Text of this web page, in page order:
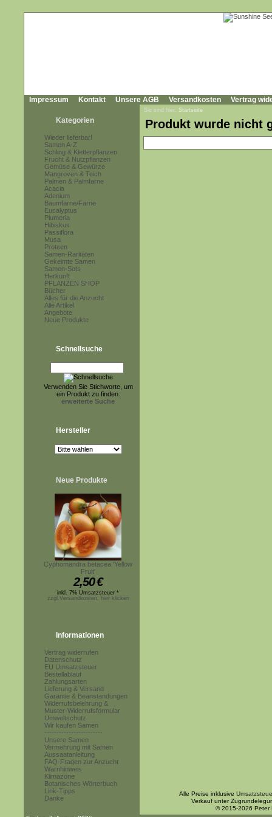
Impressum Kontakt Unsere AGB Versandkosten Vertrag
Kategorien
Wieder lieferbar!
Samen A-Z
Schling & Kletterpflanzen
Frucht & Nutzpflanzen
Gemüse & Gewürze
Mangroven & Teich
Palmen & Palmfarne
Acacia
Adenium
Baumfarne/Farne
Eucalyptus
Plumeria
Hibiskus
Passiflora
Musa
Proteen
Samen-Raritäten
Gekeimte Samen
Samen-Sets
Herkunft
PFLANZEN SHOP
Bücher
Alles für die Anzucht
Alle Artikel
Angebote
Neue Produkte
Schnellsuche
Verwenden Sie Stichworte, um
ein Produkt zu finden.
erweiterte Suche
Hersteller
Neue Produkte
Cyphomandra betacea 'Yellow
Fruit'
2,50€
inkl. 7% Umsatzsteuer *
zzgl.Versandkosten, hier klicken
Informationen
Vertrag widerrufen
Datenschutz
EU Umsatzsteuer
Bestellablauf
Zahlungsarten
Lieferung & Versand
Garantie & Beanstandungen
Widerrufsbelehrung &
Muster-Widerrufsformular
Umweltschutz
Wir kaufen Samen
------------------------
Unsere Samen
Vermehrung mit Samen
Aussaatanleitung
FAQ-Fragen zur Anzucht
Warnhinweis
Klimazone
Botanisches Wörterbuch
Link-Tipps
Danke
Sie sind hier: Startseite
Produkt wurde nicht
Alle Preise inklusive
Verkauf unter
© 2015-2026 Peter